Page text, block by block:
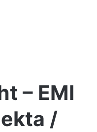
– EMI
/